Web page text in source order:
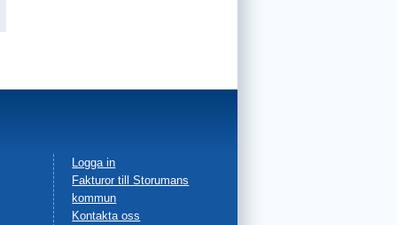
Logga in
Fakturor till Storumans
kommun
Kontakta oss